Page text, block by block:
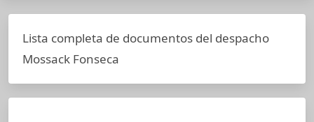
Lista completa de documentos del despacho
Mossack Fonseca